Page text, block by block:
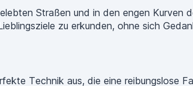
Straßen und in den engen
zu erkunden, ohne sich
Technik aus, die eine reibungslose